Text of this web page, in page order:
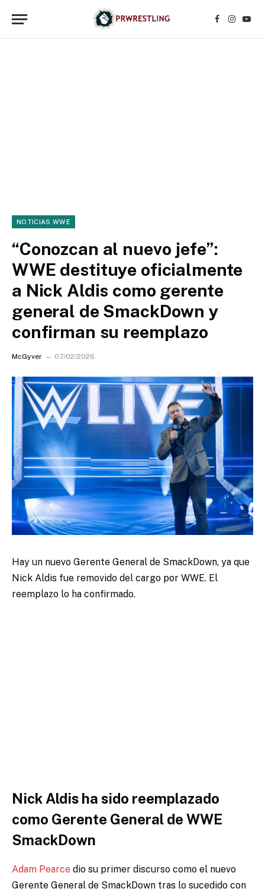
Facebook
NOTICIAS WWE
“Conozcan al nuevo jefe”:
WWE destituye oficialmente
a Nick Aldis como gerente
general de SmackDown y
confirman su reemplazo
McGyver 07/02/2026
Hay un nuevo Gerente General de SmackDown, ya que
Nick Aldis fue removido del cargo por WWE. El
reemplazo lo ha confirmado.
Nick Aldis ha sido reemplazado
como Gerente General de WWE
SmackDown
Adam Pearce dio su primer discurso como el nuevo
Gerente General de SmackDown tras lo sucedido con